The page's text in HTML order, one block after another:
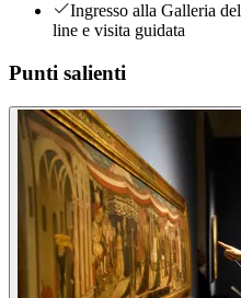
Ingresso alla Galleria
line e visita guidata
Punti salienti